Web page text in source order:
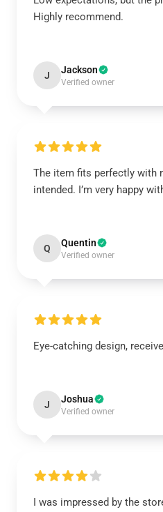
Highly recommend.
J Jackson
Verified owner
The item fits perfectly with
intended. I’m very happy
Q Quentin
Verified owner
Eye-catching design,
J Joshua
Verified owner
I was impressed by the